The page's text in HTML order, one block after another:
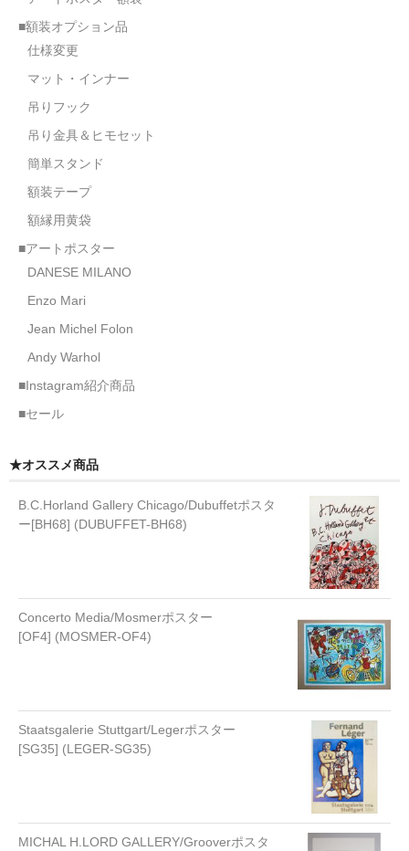
■額装オプション品
仕様変更
マット・インナー
吊りフック
吊り金具＆ヒモセット
簡単スタンド
額装テープ
額縁用黄袋
■アートポスター
DANESE MILANO
Enzo Mari
Jean Michel Folon
Andy Warhol
■Instagram紹介商品
■セール
★オススメ商品
B.C.Horland Gallery Chicago/Dubuffetポスタ
ー[BH68] (DUBUFFET-BH68)
Concerto Media/Mosmerポスター
[OF4] (MOSMER-OF4)
Staatsgalerie Stuttgart/Legerポスター
[SG35] (LEGER-SG35)
MICHAL H.LORD GALLERY/Grooverポスタ